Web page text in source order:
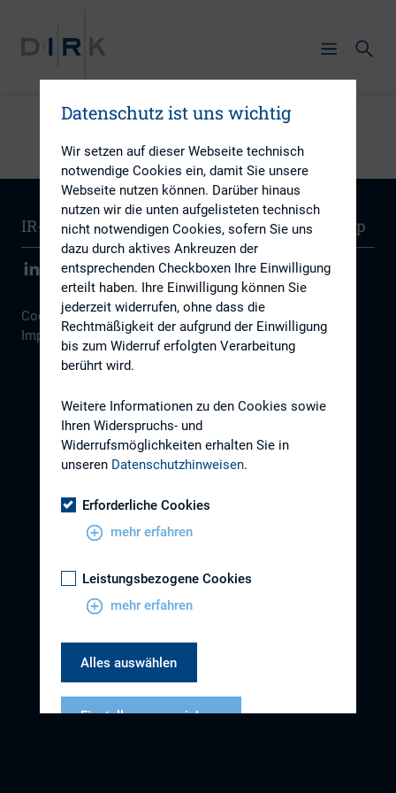
IR-Wissen Kontakt Newsletter Sitemap
Cookie Einstellungen | Datenschutz |
Impressum
Datenschutz ist uns wichtig
Wir setzen auf dieser Webseite technisch
notwendige Cookies ein, damit Sie unsere
Webseite nutzen können. Darüber hinaus
nutzen wir die unten aufgelisteten technisch
nicht notwendigen Cookies, sofern Sie uns
dazu durch aktives Ankreuzen der
entsprechenden Checkboxen Ihre Einwilligung
erteilt haben. Ihre Einwilligung können Sie
jederzeit widerrufen, ohne dass die
Rechtmäßigkeit der aufgrund der Einwilligung
bis zum Widerruf erfolgten Verarbeitung
berührt wird.
Weitere Informationen zu den Cookies sowie
Ihren Widerspruchs- und
Widerrufsmöglichkeiten erhalten Sie in
unseren Datenschutzhinweisen.
Erforderliche Cookies
mehr erfahren
Leistungsbezogene Cookies
mehr erfahren
Alles auswählen
Einstellungen speichern